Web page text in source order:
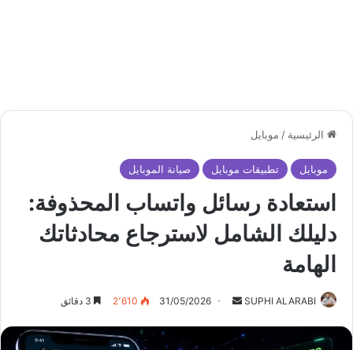
الرئيسية / موبايل
موبايل تطبيقات موبايل صيانة الموبايل
استعادة رسائل واتساب المحذوفة:
دليلك الشامل لاسترجاع محادثاتك
الهامة
SUPHI ALARABI
أرسل 31/05/2026 2٬610